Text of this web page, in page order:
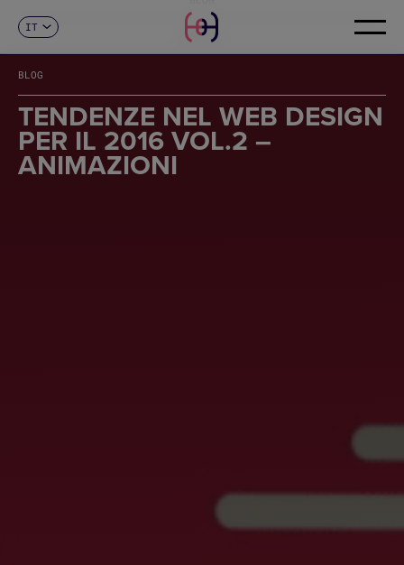
EN
FR
DE
IT
PT
CONTATTI
BLOG
TENDENZE NEL WEB DESIGN
PER IL 2016 VOL.2 –
ANIMAZIONI